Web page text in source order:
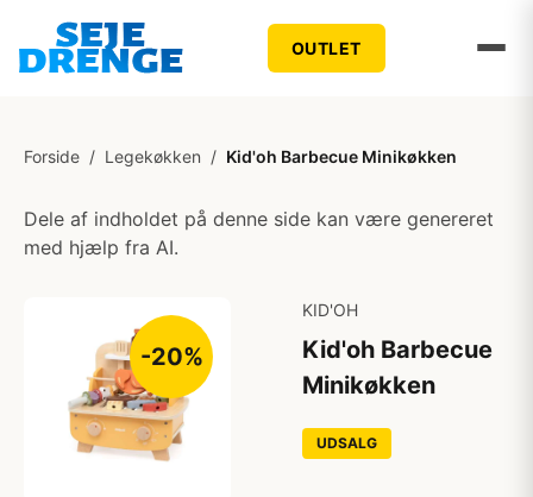
OUTLET
Forside / Legekøkken / Kid'oh Barbecue Minikøkken
Dele af indholdet på denne side kan være genereret
med hjælp fra AI.
-20%
KID'OH
Kid'oh Barbecue
Minikøkken
UDSALG